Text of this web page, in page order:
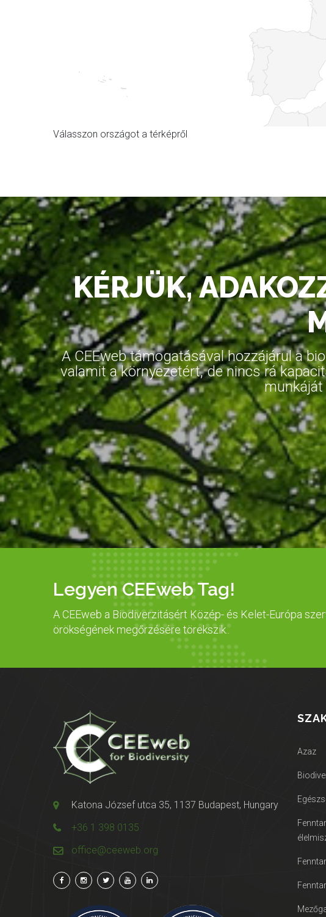
Válasszon országot a térképről
KÉRJÜK,
A CEEweb támogatásával hozzájárul a
valamit a környezetért, de nincs rá
Legyen CEEweb Tag!
A CEEweb a Biodiverzitásért Közép- és Kelet-Európa
örökségének megőrzésére törekszik..
Katona József utca 35, 1137 Budapest, Hungary
+36 1 398 0135
office@ceeweb.org
Azaz